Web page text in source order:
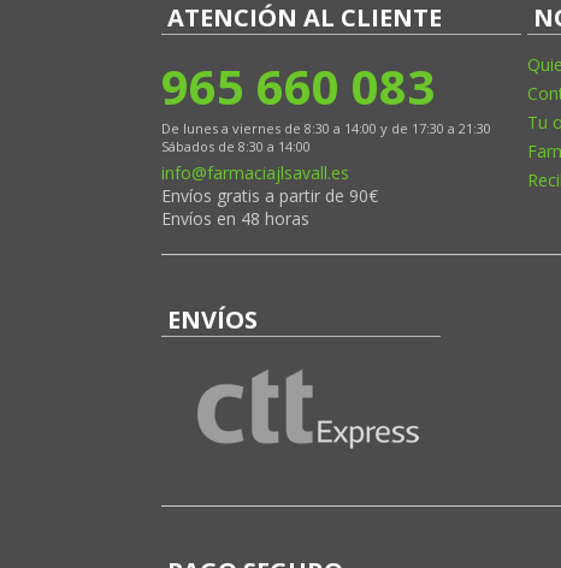
ATENCIÓN AL CLIENTE
965 660 083
De lunes a viernes de 8:30 a 14:00 y de 17:30 a 21:30
Sábados de 8:30 a 14:00
info@farmaciajlsavall.es
Envíos gratis a partir de 90€
Envíos en 48 horas
Tu
ENVÍOS